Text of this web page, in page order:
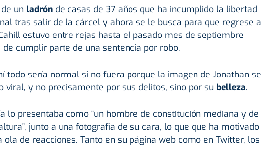
un ladrón de casas de 37 años que ha incumplido la libertad
tras salir de la cárcel y ahora se le busca para que regrese a
estuvo entre rejas hasta el pasado mes de septiembre
de cumplir parte de una sentencia por robo.
todo sería normal si no fuera porque la imagen de Jonathan se
viral, y no precisamente por sus delitos, sino por su belleza.
lo presentaba como "un hombre de constitución mediana y de
junto a una fotografía de su cara, lo que que ha motivado
ola de reacciones. Tanto en su página web como en Twitter, los